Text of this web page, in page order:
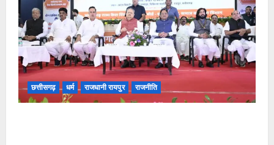
छत्तीसगढ़ धर्म राजधानी रायपुर राजनीति